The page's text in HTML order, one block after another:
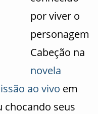
por viver o
personagem
Cabeção na
novela
ao vivo em
chocando seus